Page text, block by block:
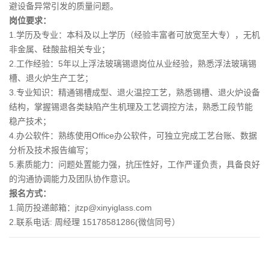
避设备异常引发的质量问题。
岗位要求：
1.学历及专业：本科及以上学历（经验丰富者可放宽至大专），无机
非金属、硅酸盐相关专业；
2.工作经验：5年以上浮法玻璃锡退岗位从业经验，熟悉浮法玻璃锡
槽、退火炉生产工艺；
3.专业知识：精通锡槽成型、退火温控工艺，熟悉锡槽、退火炉设备
结构，掌握锡退各类缺陷产生机理及工艺调控方法，熟悉工段节能
稳产技术；
4.办公软件：熟练使用Office办公软件，可独立完成工艺台账、数据
分析及技术报告编写；
5.素质能力：问题处置能力强，抗压性好，工作严谨负责，具备良好
的沟通协调能力及团队协作意识。
报名方式：
1.简历投递邮箱：jtzp@xinyiglass.com
2.联系电话: 周经理 15178581286(微信同号）